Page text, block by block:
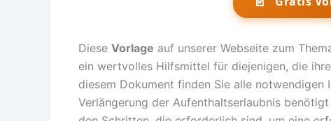
Diese Vorlage auf unserer Webseite zum
ein wertvolles Hilfsmittel für diejenigen, die
diesem Dokument finden Sie alle notwendigen
Verlängerung der Aufenthaltserlaubnis